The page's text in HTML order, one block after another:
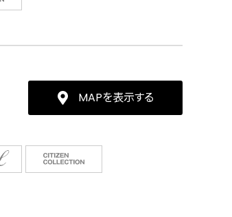
MAPを表示する